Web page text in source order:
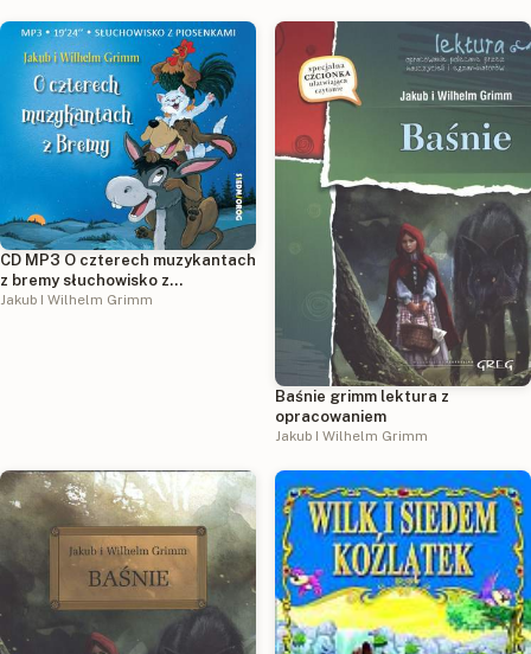
CD MP3 O czterech muzykantach
z bremy słuchowisko z
piosenkami
Jakub I Wilhelm Grimm
Baśnie grimm lektura z
opracowaniem
Jakub I Wilhelm Grimm